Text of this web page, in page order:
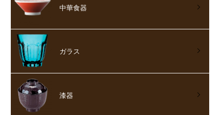
中華食器
ガラス
漆器